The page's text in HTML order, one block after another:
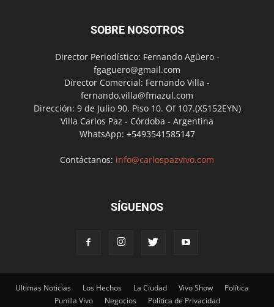
SOBRE NOSOTROS
Director Periodístico: Fernando Agüero -
fgaguero@gmail.com
Director Comercial: Fernando Villa -
fernando.villa@fmazul.com
Dirección: 9 de Julio 90. Piso 10. Of 107.(X5152EYN)
Villa Carlos Paz - Córdoba - Argentina
WhatsApp: +5493541585147
Contáctanos: info@carlospazvivo.com
SÍGUENOS
Ultimas Noticias Los Hechos La Ciudad Vivo Show
Política
Punilla Vivo
Negocios Política de Privacidad